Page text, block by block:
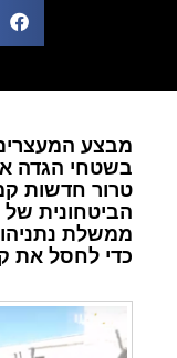
מבצע
בשטחי הגדה
טרור חדשות
הביטחונית
ממשלת
כדי לחסל את